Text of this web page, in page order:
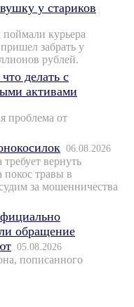
у стариков
курьера
забрать у
рублей.
делать с
активами
проблема от
06.08.2026
вернуть
травы в
за мошенничества
обращение
05.08.2026
пописанного